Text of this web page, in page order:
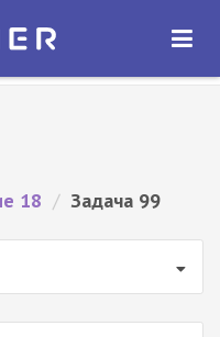
ОТКРЫТЬ
18 / Задача 99